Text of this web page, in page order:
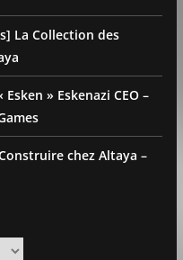
La Collection des
» Eskenazi CEO –
chez Altaya –